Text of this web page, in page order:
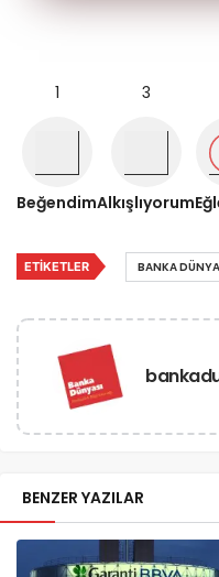
1
Beğendim
3
Alkışlıyorum
ETIKETLER BANKA
BENZER YAZILAR